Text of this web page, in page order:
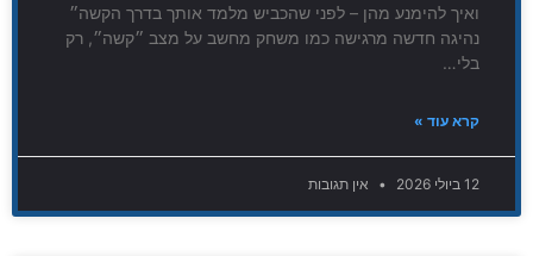
ואיך להימנע מהן – לפני שהכביש מלמד אותך בדרך הקשה״
נהיגה חדשה מרגישה כמו משחק מחשב על מצב ״קשה״, רק
בלי…
קרא עוד »
12 ביולי 2026 אין תגובות